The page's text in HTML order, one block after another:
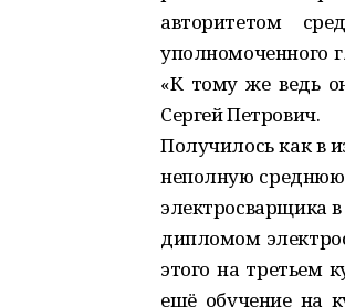
авторитетом
уполномоченного
«К тому же ведь
Сергей Петрович.
Получилось как в
неполную среднюю
электросварщика
дипломом
этого на третьем
ещё обучение на